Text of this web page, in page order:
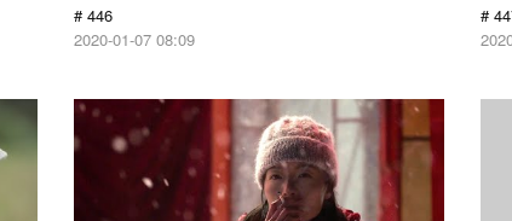
# 446
2020-01-07 08:09
#